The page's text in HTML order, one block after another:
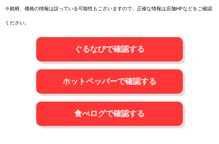
※銘柄、価格の情報は誤っている可能性もございますので、正確な情報は店舗HPなどをご確認
ください。
ぐるなびで確認する
ホットペッパーで確認する
食べログで確認する